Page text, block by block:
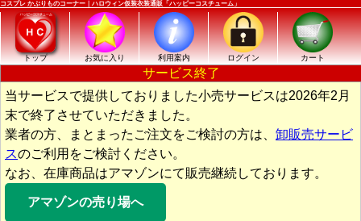
コスプレ かぶりものコーナー｜ハロウィン仮装衣装通販「ハッピーコスチューム」
トップ お気に入り 利用案内 ログイン カート
サービス終了
当サービスで提供しておりました小売サービスは2026年2月
末で終了させていただきました。
業者の方、まとまったご注文をご検討の方は、 卸販売サービ
スのご利用をご検討ください。
なお、在庫商品はアマゾンにて販売継続しております。
アマゾンの売り場へ